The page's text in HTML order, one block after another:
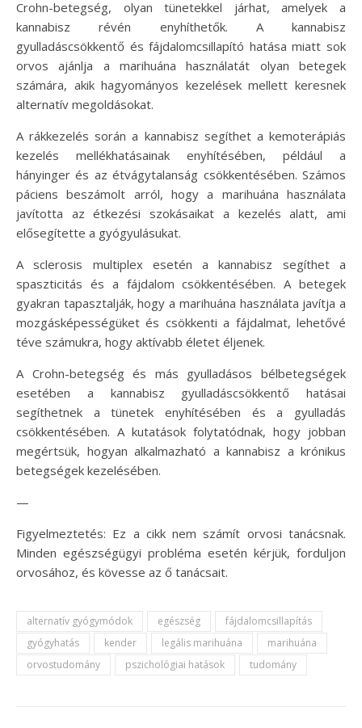
Crohn-betegség, olyan tünetekkel járhat, amelyek a
kannabisz révén enyhíthetők. A kannabisz
gyulladáscsökkentő és fájdalomcsillapító hatása miatt sok
orvos ajánlja a marihuána használatát olyan betegek
számára, akik hagyományos kezelések mellett keresnek
alternatív megoldásokat.
A rákkezelés során a kannabisz segíthet a kemoterápiás
kezelés mellékhatásainak enyhítésében, például a
hányinger és az étvágytalanság csökkentésében. Számos
páciens beszámolt arról, hogy a marihuána használata
javította az étkezési szokásaikat a kezelés alatt, ami
elősegítette a gyógyulásukat.
A sclerosis multiplex esetén a kannabisz segíthet a
spaszticitás és a fájdalom csökkentésében. A betegek
gyakran tapasztalják, hogy a marihuána használata javítja a
mozgásképességüket és csökkenti a fájdalmat, lehetővé
téve számukra, hogy aktívabb életet éljenek.
A Crohn-betegség és más gyulladásos bélbetegségek
esetében a kannabisz gyulladáscsökkentő hatásai
segíthetnek a tünetek enyhítésében és a gyulladás
csökkentésében. A kutatások folytatódnak, hogy jobban
megértsük, hogyan alkalmazható a kannabisz a krónikus
betegségek kezelésében.
—
Figyelmeztetés: Ez a cikk nem számít orvosi tanácsnak.
Minden egészségügyi probléma esetén kérjük, forduljon
orvosához, és kövesse az ő tanácsait.
alternatív gyógymódok egészség
fájdalomcsillapítás
gyógyhatás
kender legális marihuána
marihuána
orvostudomány
pszichológiai hatások tudomány